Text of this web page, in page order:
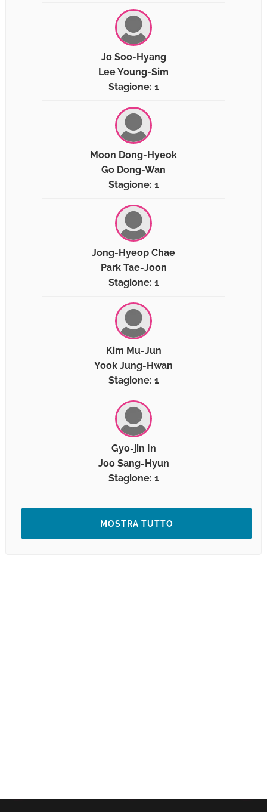
Jo Soo-Hyang
Lee Young-Sim
Stagione: 1
Moon Dong-Hyeok
Go Dong-Wan
Stagione: 1
Jong-Hyeop Chae
Park Tae-Joon
Stagione: 1
Kim Mu-Jun
Yook Jung-Hwan
Stagione: 1
Gyo-jin In
Joo Sang-Hyun
Stagione: 1
MOSTRA TUTTO